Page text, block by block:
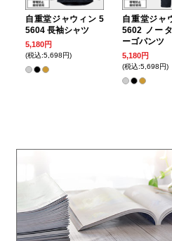
自重堂ジャウィン 5
5604 長袖シャツ
5,180円
(税込:5,698円)
自重堂ジャ
5602 ノー
ーゴパンツ
5,180円
(税込:5,698円)